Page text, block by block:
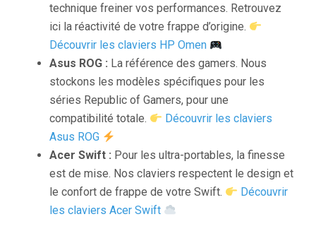
technique freiner vos performances. Retrouvez
ici la réactivité de votre frappe d’origine.
Découvrir les claviers HP Omen
Asus ROG : La référence des gamers. Nous
stockons les modèles spécifiques pour les
séries Republic of Gamers, pour une
compatibilité totale.
Découvrir les claviers
Asus ROG
Acer Swift : Pour les ultra-portables, la finesse
est de mise. Nos claviers respectent le design et
le confort de frappe de votre Swift.
Découvrir
les claviers Acer Swift